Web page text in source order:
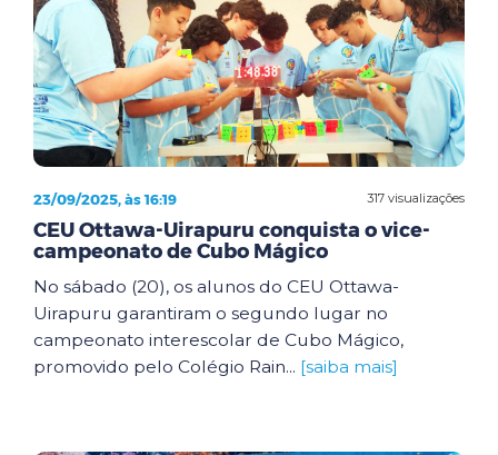
317 visualizações
23/09/2025, às 16:19
CEU Ottawa-Uirapuru conquista o vice-
campeonato de Cubo Mágico
No sábado (20), os alunos do CEU Ottawa-
Uirapuru garantiram o segundo lugar no
campeonato interescolar de Cubo Mágico,
promovido pelo Colégio Rain... [saiba mais]